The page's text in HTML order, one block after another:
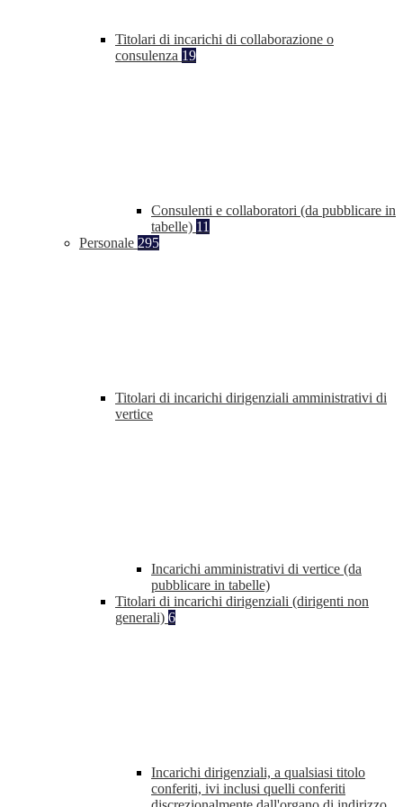
Titolari di incarichi di collaborazione o
consulenza 19
Consulenti e collaboratori (da pubblicare in
tabelle) 11
Personale 295
Titolari di incarichi dirigenziali amministrativi di
vertice
Incarichi amministrativi di vertice (da
pubblicare in tabelle)
Titolari di incarichi dirigenziali (dirigenti non
generali) 6
Incarichi dirigenziali, a qualsiasi titolo
conferiti, ivi inclusi quelli conferiti